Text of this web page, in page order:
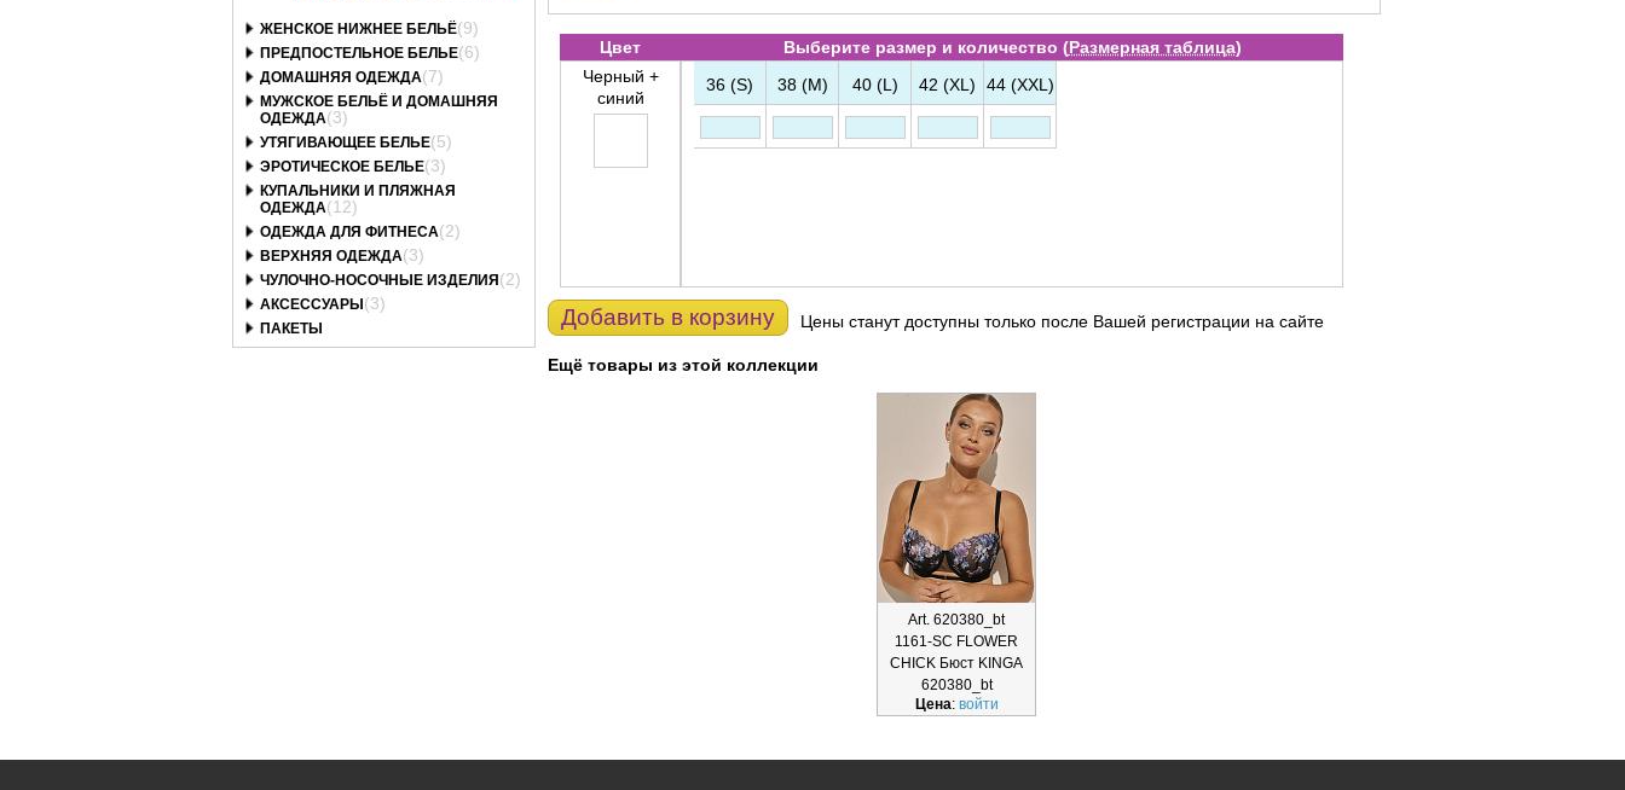
ЖЕНСКОЕ НИЖНЕЕ БЕЛЬЁ(9)
ПРЕДПОСТЕЛЬНОЕ БЕЛЬЕ(6)
ДОМАШНЯЯ ОДЕЖДА(7)
МУЖСКОЕ БЕЛЬЁ И ДОМАШНЯЯ
ОДЕЖДА(3)
УТЯГИВАЮЩЕЕ БЕЛЬЕ(5)
ЭРОТИЧЕСКОЕ БЕЛЬЕ(3)
КУПАЛЬНИКИ И ПЛЯЖНАЯ
ОДЕЖДА(12)
ОДЕЖДА ДЛЯ ФИТНЕСА(2)
ВЕРХНЯЯ ОДЕЖДА(3)
ЧУЛОЧНО-НОСОЧНЫЕ ИЗДЕЛИЯ (2)
АКСЕССУАРЫ (3)
ПАКЕТЫ
Цвет Выберите размер и количество (Размерная таблица)
Черный +
синий
36 (S) 38 (M) 40 (L) 42 (XL) 44 (XXL)
Добавить в корзину Цены станут доступны только после Вашей регистрации на сайте
Ещё товары из этой коллекции
Art. 620380_bt
1161-SC FLOWER
CHICK Бюст KINGA
620380_bt
Цена: войти